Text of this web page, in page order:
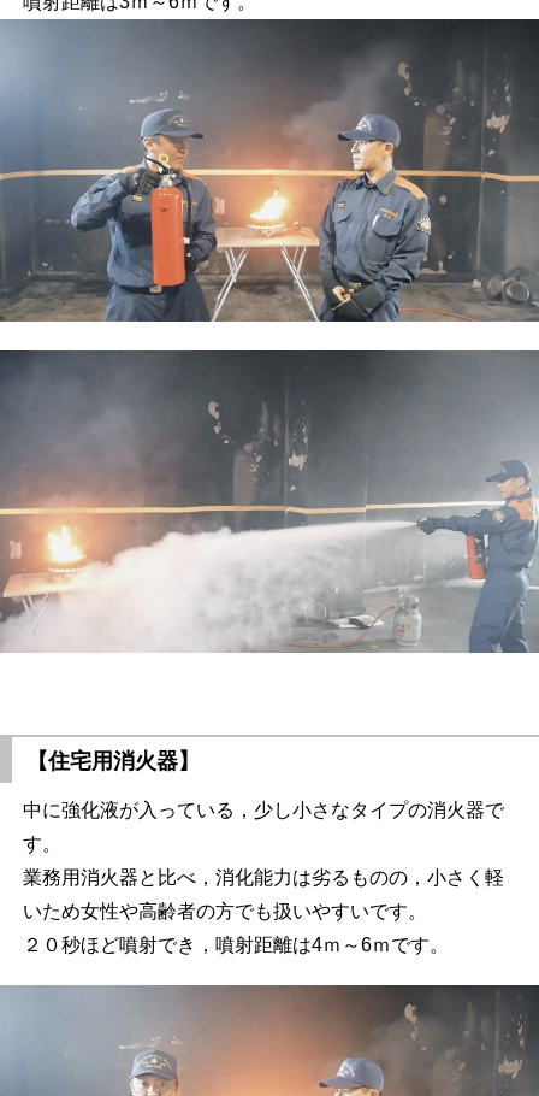
【住宅用消火器】
中に強化液が入っている，少し小さなタイプの消火器で
す。
業務用消火器と比べ，消化能力は劣るものの，小さく軽
いため女性や高齢者の方でも扱いやすいです。
２０秒ほど噴射でき，噴射距離は4ｍ～6ｍです。